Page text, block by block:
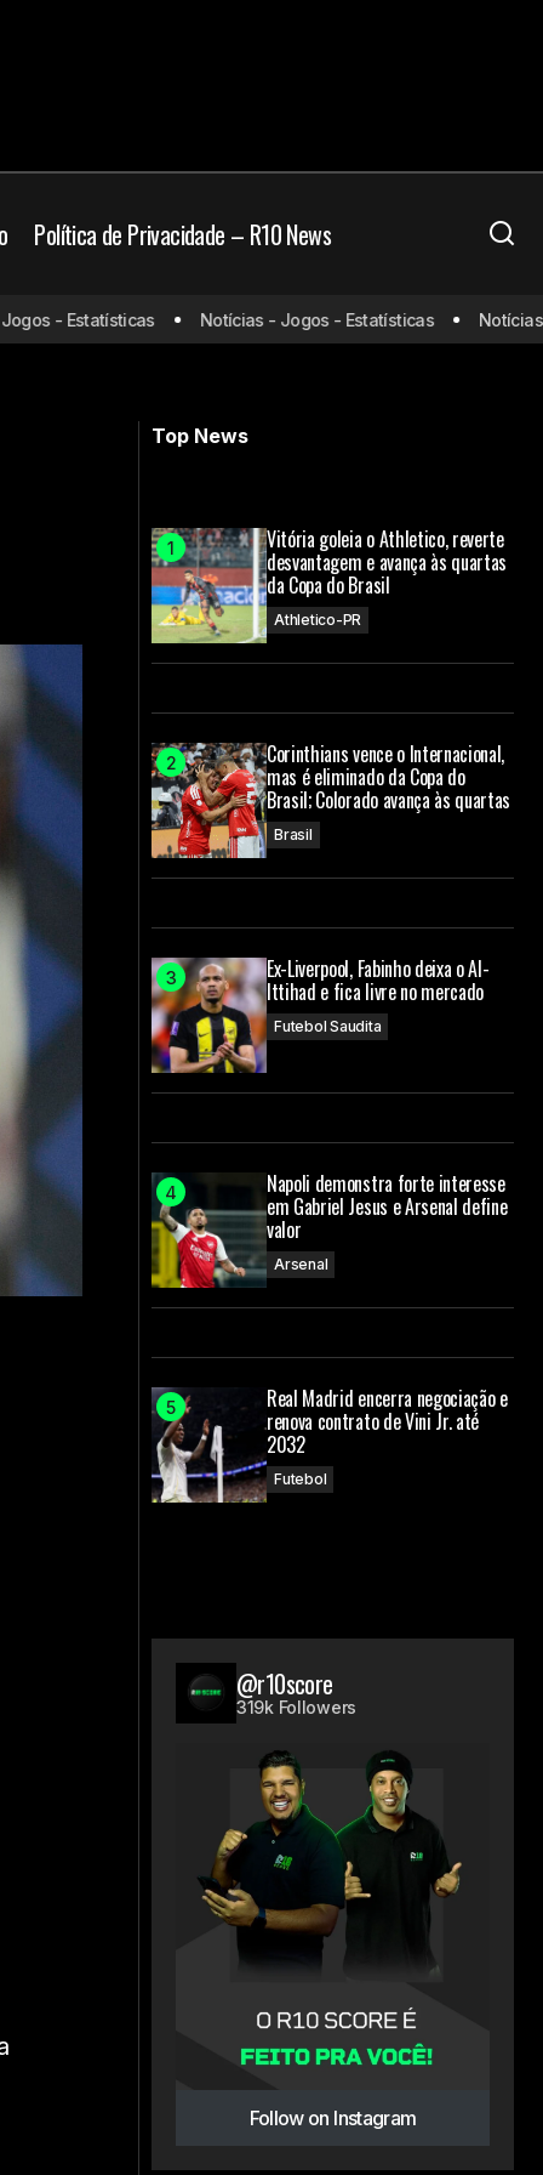
Política de Privacidade – R10 News
após
Grêmio enfrenta dificuldades para
definir técnico a 16 dias da
reapresentação
- Estatísticas Notícias - Jogos - Estatísticas Notícias -
Top News
Vitória goleia o Athletico, reverte
desvantagem e avança às quartas
da Copa do Brasil
Athletico-PR
Corinthians vence o Internacional,
mas é eliminado da Copa do
Brasil; Colorado avança às quartas
Brasil
Ex-Liverpool, Fabinho deixa o Al-
Ittihad e fica livre no mercado
Futebol Saudita
Napoli demonstra forte interesse
em Gabriel Jesus e Arsenal define
valor
Arsenal
Real Madrid encerra negociação e
renova contrato de Vini Jr. até
2032
Futebol
@r10score
319k Followers
Follow on Instagram